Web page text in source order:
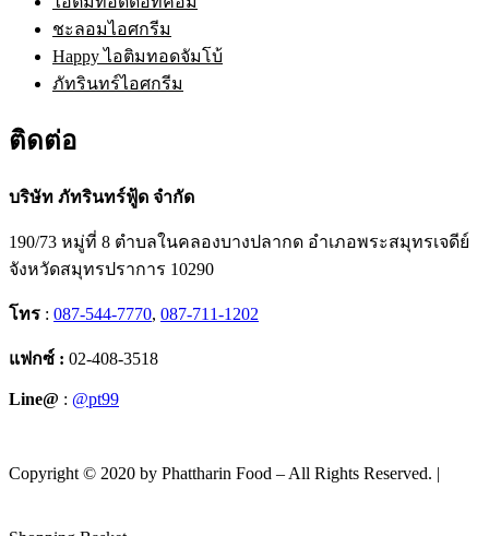
ชะลอมไอศกรีม
Happy ไอติมทอดจัมโบ้
ภัทรินทร์ไอศกรีม
ติดต่อ
บริษัท ภัทรินทร์ฟู้ด จำกัด
190/73 หมู่ที่ 8 ตำบลในคลองบางปลากด อำเภอพระสมุทรเจดีย์
จังหวัดสมุทรปราการ 10290
โทร : 087-544-7770, 087-711-1202
แฟกซ์ : 02-408-3518
Line@ : @pt99
Copyright © 2020 by Phattharin Food – All Rights Reserved. |